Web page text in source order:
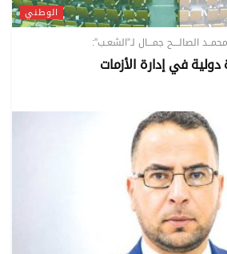
الوطني
الصالــــح جمـــال لـ”الشعـب”:
دولية في إدارة الأزمات